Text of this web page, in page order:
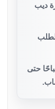
ديب
حتى